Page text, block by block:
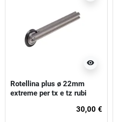
visibility
Rotellina plus ø 22mm
extreme per tx e tz rubi
30,00 €